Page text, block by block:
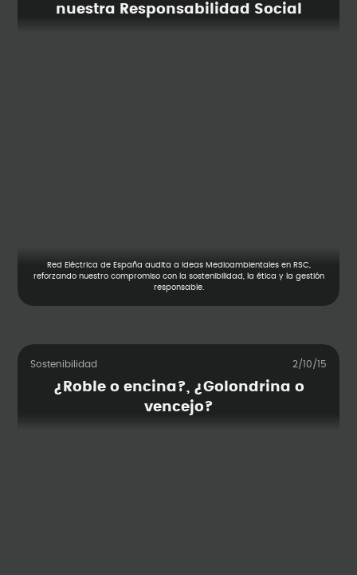
nuestra Responsabilidad Social
Red Eléctrica de España audita a Ideas Medioambientales en RSC,
reforzando nuestro compromiso con la sostenibilidad, la ética y la gestión
responsable.
Sostenibilidad 2/10/15
¿Roble o encina?, ¿Golondrina o
vencejo?